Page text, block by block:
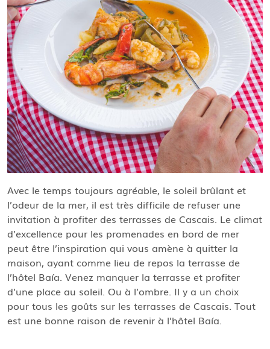
Avec le temps toujours agréable, le soleil brûlant et
l’odeur de la mer, il est très difficile de refuser une
invitation à profiter des terrasses de Cascais. Le climat
d’excellence pour les promenades en bord de mer
peut être l’inspiration qui vous amène à quitter la
maison, ayant comme lieu de repos la terrasse de
l’hôtel Baía. Venez manquer la terrasse et profiter
d’une place au soleil. Ou à l’ombre. Il y a un choix
pour tous les goûts sur les terrasses de Cascais. Tout
est une bonne raison de revenir à l’hôtel Baía.